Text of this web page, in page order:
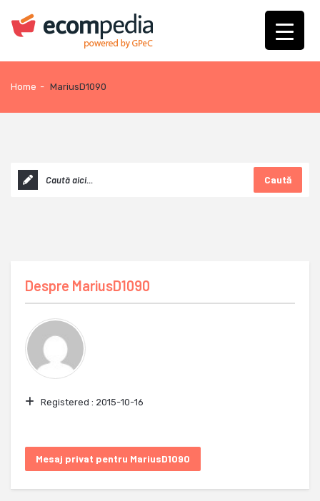
Home - MariusD1090
Caută
Despre MariusD1090
Registered : 2015-10-16
Mesaj privat pentru MariusD1090